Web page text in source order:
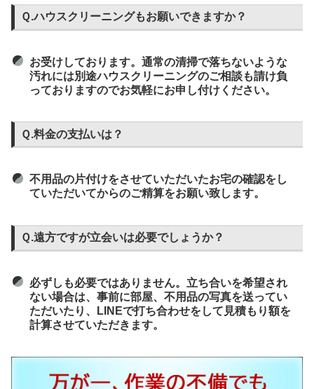
Ｑ.ハウスクリーニングもお願いできますか？
お受けしております。通常の清掃で落ちないような
汚れには別途ハウスクリーニングのご相談も請け負
っておりますのでお気軽にお申し付けください。
Ｑ.料金の支払いは？
不用品の片付けをさせていただいたお宅の確認をし
ていただいてからのご精算をお願い致します。
Ｑ.遠方ですが立会いは必要でしょうか？
必ずしも必要ではありません。立ち合いを希望され
ない場合は、事前に部屋、不用品の写真を送ってい
ただいたり、LINEで打ち合わせをして見積もり額を
計算させていただきます。